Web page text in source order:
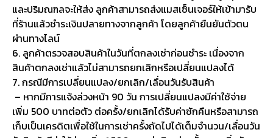
และปริมณฑลจะให้ส่ง ลูกค้าสามารถส่งแมสเซ็นเจอร์ให้เข้ามารับ
ที่ร้านแล้วชำระเงินปลายทางจากลูกค้า โดยลูกค้ายืนยันตัวตน
ผ่านทางไลน์
6. ลูกค้าตรวจสอบสินค้าในวันที่ตกลงเช่าก่อนชำระ เนื่องจาก
สินค้าตกลงเช่าแล้วไม่สามารถยกเลิกหรือเปลี่ยนแปลงได้
7. กรณีมีการเปลี่ยนแปลง/ยกเลิก/เลื่อนวันรับสินค้า
– หากมีการแจ้งล่วงหน้า 90 วัน การเปลี่ยนแปลงมีค่าใช้จ่าย
เพิ่ม 500 บาทต่อตัว ต่อครั้ง/ยกเลิกได้รับค่าซักคืนหรือสามารถ
เก็บเป็นเครดิตเพื่อใช้ในการเช่าครั้งถัดไปได้เต็มจำนวน/เลื่อนวัน